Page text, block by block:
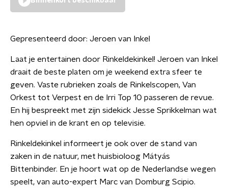
Gepresenteerd door: Jeroen van Inkel
Laat je entertainen door Rinkeldekinkel! Jeroen van Inkel
draait de beste platen om je weekend extra sfeer te
geven. Vaste rubrieken zoals de Rinkelscopen, Van
Orkest tot Verpest en de Irri Top 10 passeren de revue.
En hij bespreekt met zijn sidekick Jesse Sprikkelman wat
hen opviel in de krant en op televisie.
Rinkeldekinkel informeert je ook over de stand van
zaken in de natuur, met huisbioloog Mátyás
Bittenbinder. En je hoort wat op de Nederlandse wegen
speelt, van auto-expert Marc van Domburg Scipio.